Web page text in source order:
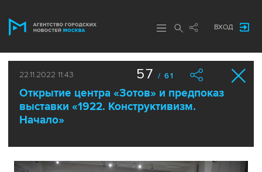
ВХОД
22.11.2022 11:43
Открытие центра «Зотов» и предпоказ
выставки «1922. Конструктивизм.
Начало»
57 / 61